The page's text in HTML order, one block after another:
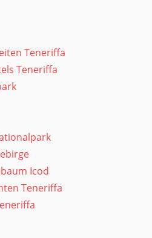
Teneriffa
Teneriffa
Icod
Teneriffa